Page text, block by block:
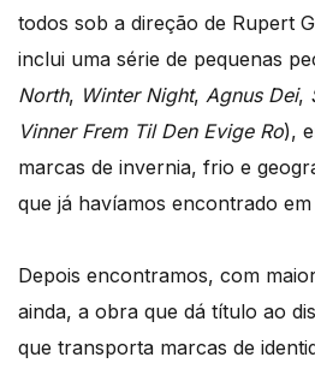
todos sob a direção de Rupert
inclui uma série de pequenas
North, Winter Night, Agnus Dei,
Vinner Frem Til Den Evige Ro),
marcas de invernia, frio e
que já havíamos encontrado
Depois encontramos, com
ainda, a obra que dá título ao
que transporta marcas de